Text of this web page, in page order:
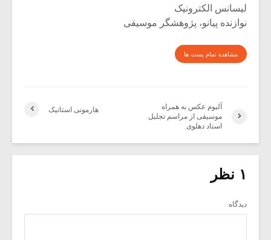
لیسانس الکترونیک
نوازنده پیانو، پژوهشگر موسیقی
مشاهده تمام پست ها
هارمونی استاتیک
آلبوم عکس به همراه
موسیقی از مراسم تجلیل
استاد دهلوی
۱ نظر
دیدگاه